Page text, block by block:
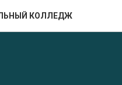
КОЛЛЕДЖ